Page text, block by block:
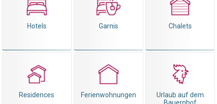
Hotels Garnis Chalets
Residences Ferienwohnungen
Urlaub auf dem